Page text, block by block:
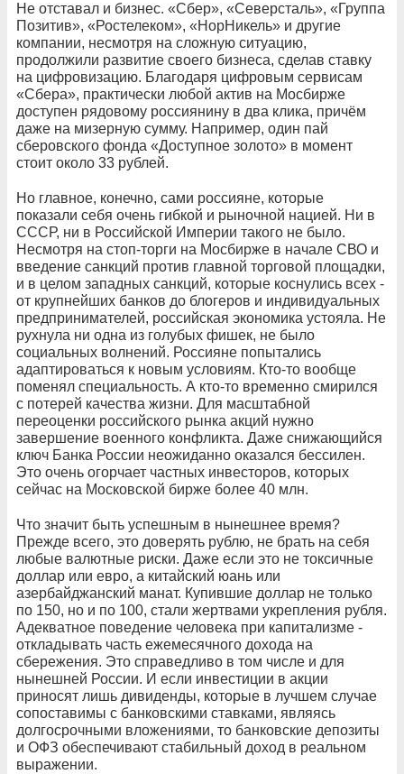
Не отставал и бизнес. «Сбер», «Северсталь», «Группа
Позитив», «Ростелеком», «НорНикель» и другие
компании, несмотря на сложную ситуацию,
продолжили развитие своего бизнеса, сделав ставку
на цифровизацию. Благодаря цифровым сервисам
«Сбера», практически любой актив на Мосбирже
доступен рядовому россиянину в два клика, причём
даже на мизерную сумму. Например, один пай
сберовского фонда «Доступное золото» в момент
стоит около 33 рублей.
Но главное, конечно, сами россияне, которые
показали себя очень гибкой и рыночной нацией. Ни в
СССР, ни в Российской Империи такого не было.
Несмотря на стоп-торги на Мосбирже в начале СВО и
введение санкций против главной торговой площадки,
и в целом западных санкций, которые коснулись всех -
от крупнейших банков до блогеров и индивидуальных
предпринимателей, российская экономика устояла. Не
рухнула ни одна из голубых фишек, не было
социальных волнений. Россияне попытались
адаптироваться к новым условиям. Кто-то вообще
поменял специальность. А кто-то временно смирился
с потерей качества жизни. Для масштабной
переоценки российского рынка акций нужно
завершение военного конфликта. Даже снижающийся
ключ Банка России неожиданно оказался бессилен.
Это очень огорчает частных инвесторов, которых
сейчас на Московской бирже более 40 млн.
Что значит быть успешным в нынешнее время?
Прежде всего, это доверять рублю, не брать на себя
любые валютные риски. Даже если это не токсичные
доллар или евро, а китайский юань или
азербайджанский манат. Купившие доллар не только
по 150, но и по 100, стали жертвами укрепления рубля.
Адекватное поведение человека при капитализме -
откладывать часть ежемесячного дохода на
сбережения. Это справедливо в том числе и для
нынешней России. И если инвестиции в акции
приносят лишь дивиденды, которые в лучшем случае
сопоставимы с банковскими ставками, являясь
долгосрочными вложениями, то банковские депозиты
и ОФЗ обеспечивают стабильный доход в реальном
выражении.